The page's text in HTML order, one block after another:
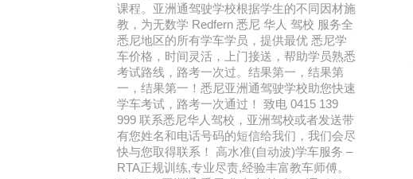
课程。亚洲通驾驶学校根据学生的不同因材施
教，为无数学 Redfern 悉尼 华人 驾校 服务全
悉尼地区的所有学车学员，提供最优 悉尼学
车价格，时间灵活，上门接送，帮助学员熟悉
考试路线，路考一次过。结果第一，结果第
一，结果第一！悉尼亚洲通驾驶学校助您快速
学车考试，路考一次通过！ 致电 0415 139
999 联系悉尼华人驾校，亚洲驾校或者发送带
有您姓名和电话号码的短信给我们，我们会尽
快与您取得联系！ 高水准(自动波)学车服务 –
RTA正规训练,专业尽责,经验丰富教车师傅。